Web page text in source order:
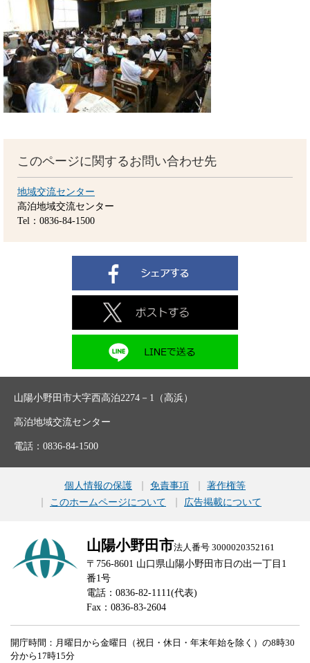
このページに関するお問い合わせ先
地域交流センター
高泊地域交流センター
Tel：0836-84-1500
山陽小野田市大字西高泊2274－1（高浜）
高泊地域交流センター
電話：0836-84-1500
個人情報の保護 免責事項
著作権等
このホームページについて
広告掲載について
山陽小野田市法人番号 3000020352161
〒756-8601 山口県山陽小野田市日の出一丁目1
番1号
電話：0836-82-1111(代表)
Fax：0836-83-2604
開庁時間：月曜日から金曜日（祝日・休日・年末年始を除く）の8時30
分から17時15分